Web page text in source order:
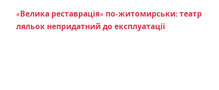
«Велика реставрація» по-житомирськи: театр
ляльок непридатний до експлуатації